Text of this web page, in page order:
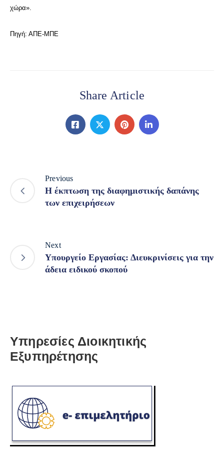
χώρα».
Πηγή: ΑΠΕ-ΜΠΕ
Share Article
Previous
Η έκπτωση της διαφημιστικής δαπάνης
των επιχειρήσεων
Next
Υπουργείο Εργασίας: Διευκρινίσεις για την
άδεια ειδικού σκοπού
Υπηρεσίες Διοικητικής
Εξυπηρέτησης